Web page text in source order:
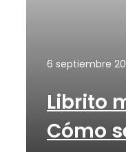
6 septiembre
Librito
Cómo